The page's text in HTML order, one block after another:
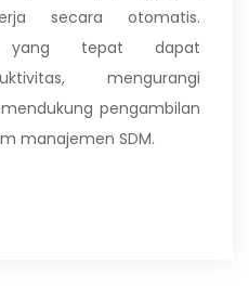
secara otomatis.
yang tepat dapat
mengurangi
pengambilan
manajemen SDM.